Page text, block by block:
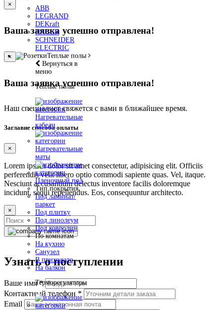
ABB
LEGRAND
DEKraft
HAGER
SCHNEIDER
ELECTRIC
Теплые полы
Вернуться в
меню
Теплые полы
Нагревательные
кабели
Нагревательные
маты
Пленочный пол
Тип покрытия
Под ламинат/
паркет
Под плитку
Под линолеум
Под ковролин
По комнатам
На кухню
Санузел
В прихожую
На балкон
Терморегуляторы
×
Ваша заявка успешно отправлена!
×
Ваша заявка успешно отправлена!
Наш специалист свяжется с вами в ближайшее время.
Заглавие способа оплаты
×
Lorem ipsum dolor sit amet consectetur, adipisicing elit. Officiis
perferendis velit libero optio commodi sapiente quas. Vel, itaque.
Nesciunt accusantium delectus inventore facilis doloremque
incidunt, sequi repellendus. Eos, consequuntur architecto.
×
Узнать о поступлении
Ваше имя*
Контактный телефон *
Email